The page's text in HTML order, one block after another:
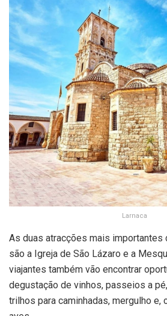
Larnaca
As duas atracções mais importantes
são a Igreja de São Lázaro e a
viajantes também vão encontrar
degustação de vinhos, passeios a
trilhos para caminhadas, mergulho e,